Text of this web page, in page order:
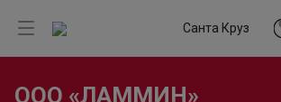
Санта Круз
ООО «ЛАММИН»